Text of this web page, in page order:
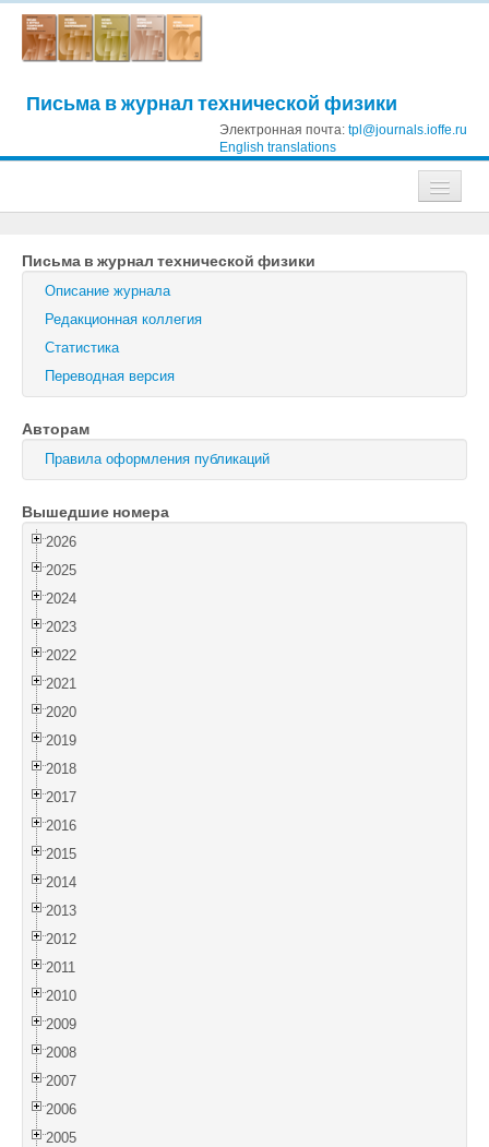
Письма в журнал технической физики
Электронная почта: tpl@journals.ioffe.ru
English translations
Журнал технической физики
Письма в Журнал технической физики
Физика твердого тела
Физика и техника полупроводников
Оптика и спектроскопия
Поиск
Войти
Письма в журнал технической физики
Описание журнала
Редакционная коллегия
Статистика
Переводная версия
Авторам
Правила оформления публикаций
Вышедшие номера
2026
2025
2024
2023
2022
2021
2020
2019
2018
2017
2016
2015
2014
2013
2012
2011
2010
2009
2008
2007
2006
2005